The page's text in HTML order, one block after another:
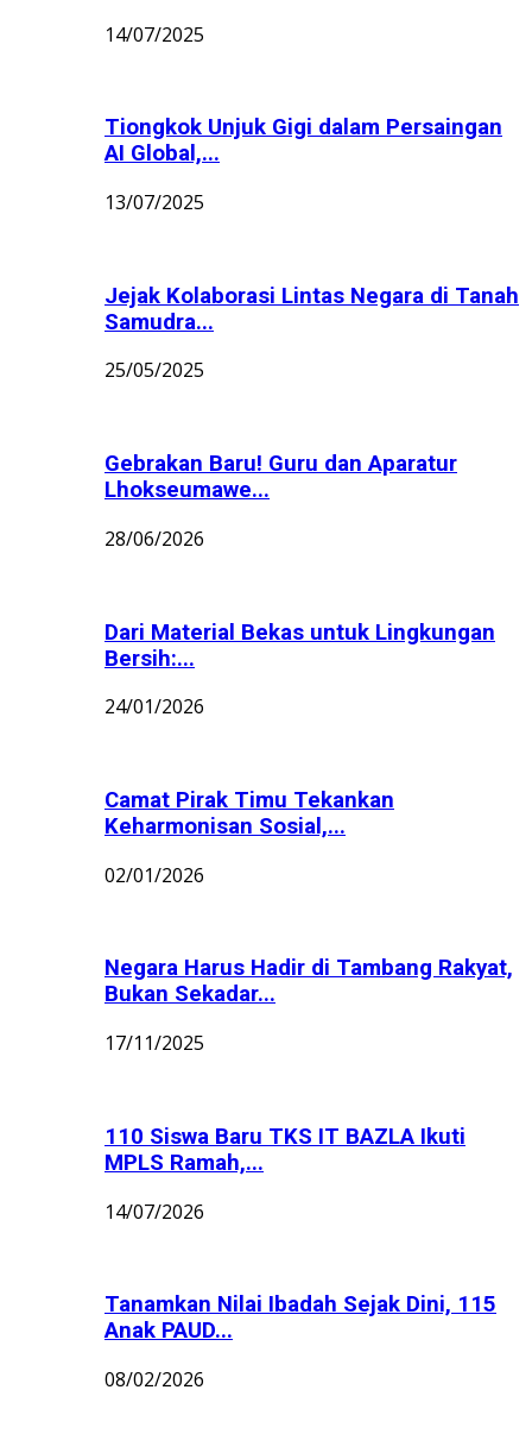
14/07/2025
Tiongkok Unjuk Gigi dalam Persaingan
AI Global,...
13/07/2025
Jejak Kolaborasi Lintas Negara di Tanah
Samudra...
25/05/2025
Gebrakan Baru! Guru dan Aparatur
Lhokseumawe...
28/06/2026
Dari Material Bekas untuk Lingkungan
Bersih:...
24/01/2026
Camat Pirak Timu Tekankan
Keharmonisan Sosial,...
02/01/2026
Negara Harus Hadir di Tambang Rakyat,
Bukan Sekadar...
17/11/2025
110 Siswa Baru TKS IT BAZLA Ikuti
MPLS Ramah,...
14/07/2026
Tanamkan Nilai Ibadah Sejak Dini, 115
Anak PAUD...
08/02/2026